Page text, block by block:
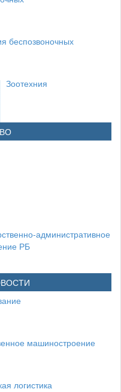
беспозвоночных
Зоотехния
административное
РБ
машиностроение
логистика